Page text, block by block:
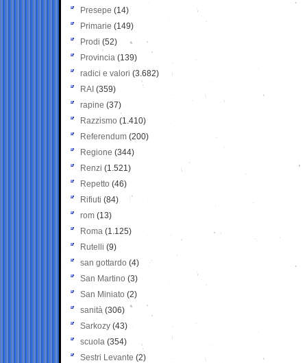
Presepe (14)
Primarie (149)
Prodi (52)
Provincia (139)
radici e valori (3.682)
RAI (359)
rapine (37)
Razzismo (1.410)
Referendum (200)
Regione (344)
Renzi (1.521)
Repetto (46)
Rifiuti (84)
rom (13)
Roma (1.125)
Rutelli (9)
san gottardo (4)
San Martino (3)
San Miniato (2)
sanità (306)
Sarkozy (43)
scuola (354)
Sestri Levante (2)